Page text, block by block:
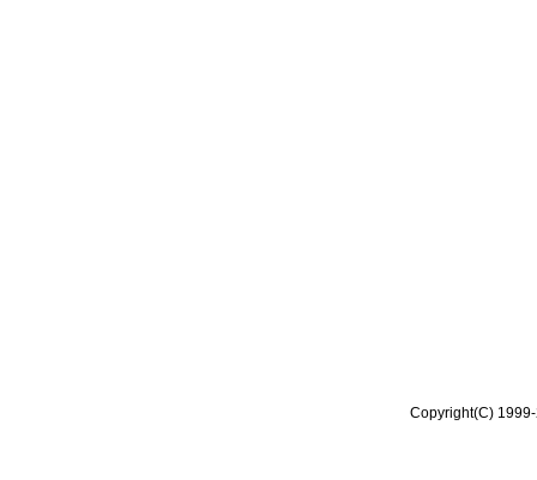
Copyright(C)